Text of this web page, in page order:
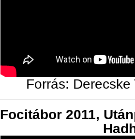
Forrás:
Focitábor 2011,